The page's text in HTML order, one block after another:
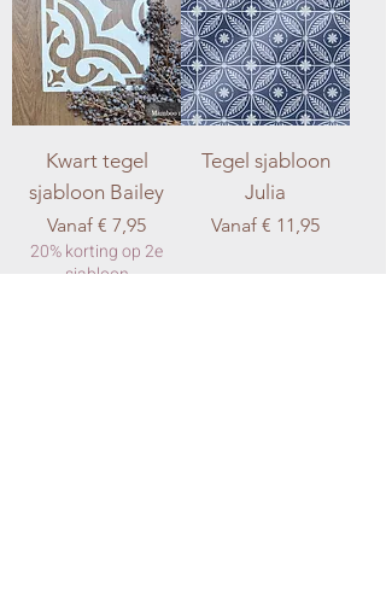
Kwart tegel
sjabloon Bailey
Vanaf € 7,95
Verkoopprijs
20% korting op 2e
sjabloon
Tegel sjabloon
Julia
Vanaf € 11,95
Verkoopprijs